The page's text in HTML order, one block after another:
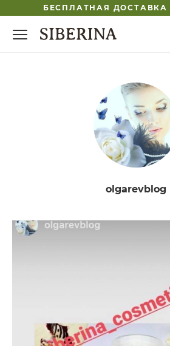
БЕСПЛАТНАЯ ДОСТАВКА
olgarevblog